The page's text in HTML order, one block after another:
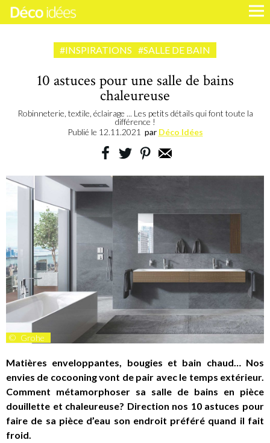
#INSPIRATIONS #SALLE DE BAIN
10 astuces pour une salle de bains
chaleureuse
Robinneterie, textile, éclairage ... Les petits détails qui font toute la
différence !
Publié le 12.11.2021 par Déco Idées
© Grohe
Matières enveloppantes, bougies et bain chaud… Nos
envies de cocooning vont de pair avec le temps extérieur.
Comment métamorphoser sa salle de bains en pièce
douillette et chaleureuse? Direction nos 10 astuces pour
faire de sa pièce d’eau son endroit préféré quand il fait
froid.